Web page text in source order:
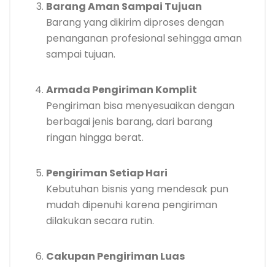
Barang Aman Sampai Tujuan
Barang yang dikirim diproses dengan
penanganan profesional sehingga aman
sampai tujuan.
Armada Pengiriman Komplit
Pengiriman bisa menyesuaikan dengan
berbagai jenis barang, dari barang
ringan hingga berat.
Pengiriman Setiap Hari
Kebutuhan bisnis yang mendesak pun
mudah dipenuhi karena pengiriman
dilakukan secara rutin.
Cakupan Pengiriman Luas